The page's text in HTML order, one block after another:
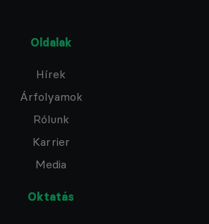
Oldalak
Hírek
Árfolyamok
Rólunk
Karrier
Media
Oktatás